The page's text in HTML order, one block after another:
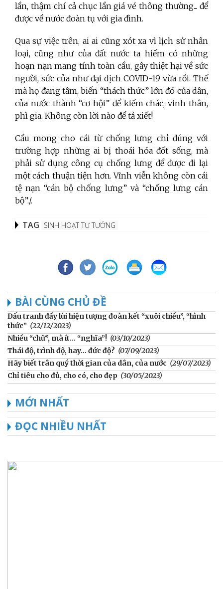
lần, thậm chí cả chục lần giá vé thông thường... để
được về nước đoàn tụ với gia đình.
Qua sự việc trên, ai ai cũng xót xa vì lịch sử nhân
loại, cũng như của đất nước ta hiếm có những
hoạn nạn mang tính toàn cầu, gây thiệt hại về sức
người, sức của như đại dịch COVID-19 vừa rồi. Thế
mà họ đang tâm, biến “thách thức” lớn đó của dân,
của nước thành “cơ hội” để kiếm chác, vinh thân,
phì gia. Không còn lời nào để tả xiết!
Cầu mong cho cái từ chống lưng chỉ đúng với
trường hợp những ai bị thoái hóa đốt sống, mà
phải sử dụng công cụ chống lưng để được đi lại
một cách thuận tiện hơn. Vĩnh viễn không còn cái
tệ nạn “cán bộ chống lưng” và “chống lưng cán
bộ”./.
TAG SINH HOẠT TƯ TƯỞNG
BÀI CÙNG CHỦ ĐỀ
Đấu tranh đẩy lùi hiện tượng đoàn kết “xuôi chiều”, “hình
thức” (22/12/2023)
Nhiều “chữ”, mà ít... “nghĩa”! (03/10/2023)
Thái độ, trình độ, hay... đức độ? (07/09/2023)
Hãy biết trân quý thời gian của dân, của nước (29/07/2023)
Chỉ tiêu cho đủ, cho có, cho đẹp (30/05/2023)
MỚI NHẤT
ĐỌC NHIỀU NHẤT